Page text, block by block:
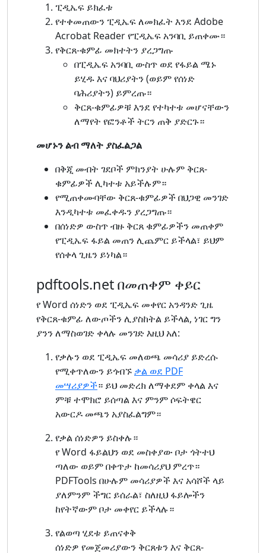
ፒዲኤፍ ይክፈቱ
የተቀመጠውን ፒዲኤፍ ለመክፈት እንደ Adobe
Acrobat Reader የፒዲኤፍ አንባቢ ይጠቀሙ።
የቅርጸ-ቁምፊ መክተትን ያረጋግጡ
በፒዲኤፍ አንባቢ ውስጥ ወደ የፋይል ሜኑ
ይሂዱ እና ባህሪያትን (ወይም የሰነድ
ባሕሪያትን) ይምረጡ።
ቅርጸ-ቁምፊዎቹ እንደ የተካተቱ መሆናቸውን
ለማየት የፎንቶች ትርን ጠቅ ያድርጉ።
መሆኑን ልብ ማለት ያስፈልጋል
በቅጂ መብት ገደቦች ምክንያት ሁሉም ቅርጸ-
ቁምፊዎች ሊካተቱ አይችሉም።
የሚጠቀሙባቸው ቅርጸ-ቁምፊዎች በህጋዊ መንገድ
እንዲካተቱ መፈቀዱን ያረጋግጡ።
በሰነድዎ ውስጥ ብዙ ቅርጸ ቁምፊዎችን መጠቀም
የፒዲኤፍ ፋይል መጠን ሊጨምር ይችላል፣ ይህም
የሰቀላ ጊዜን ይነካል።
pdftools.net በመጠቀም ቀይር
የ Word ሰነድን ወደ ፒዲኤፍ መቀየር አንዳንድ ጊዜ
የቅርጸ-ቁምፊ ለውጦችን ሊያስከትል ይችላል, ነገር ግን
ያንን ለማስወገድ ቀላሉ መንገድ እዚህ አለ:
የቃሉን ወደ ፒዲኤፍ መለወጫ መሳሪያ ይድረሱ
የሚቀጥለውን ይጎብኙቃል ወደ PDF
መሣሪያዎች። ይህ መድረክ ለማቀደም ቀላል እና
ምቹ ተሞክሮ ይሰጣል እና ምንም ሶፍትዌር
አውርዶ መጫን አያስፈልግም።
የቃል ሰነድዎን ይስቀሉ።
የ Word ፋይልህን ወደ መስቀያው ቦታ ጎትተህ
ጣለው ወይም በቀጥታ ከመሳሪያህ ምረጥ።
PDFTools በሁሉም መሳሪያዎች እና አሳሾች ላይ
ያለምንም ችግር ይሰራል፣ ስለዚህ ፋይሎችን
ከየትኛውም ቦታ መቀየር ይችላሉ።
የልወጣ ሂደቱ ይጠናቀቅ
ሰነድዎ የመጀመሪያውን ቅርጸቱን እና ቅርጸ-